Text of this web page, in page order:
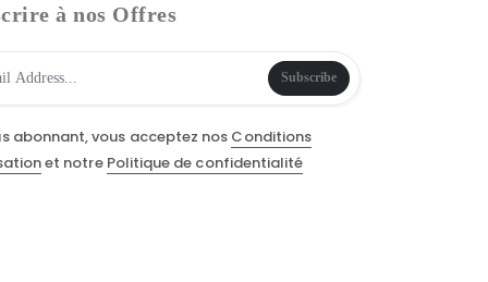
à nos Offres
Subscribe
abonnant, vous acceptez nos Conditions
et notre Politique de confidentialité